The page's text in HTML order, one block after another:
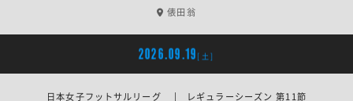
俵田翁
2026.09.19 [土]
日本女子フットサルリーグ | レギュラーシーズン 第11節